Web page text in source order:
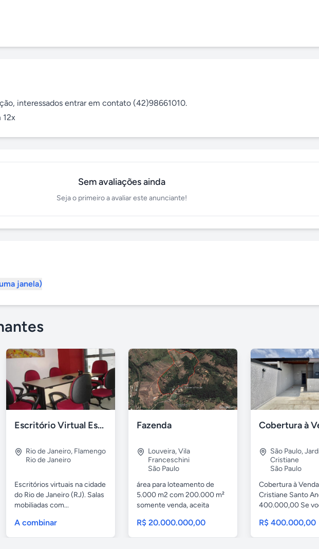
interessados entrar em contato (42)98661010.
12x
Sem avaliações ainda
Seja o primeiro a avaliar este anunciante!
janela)
Escritório Virtual Espaço 2D
Rio de Janeiro, Flamengo
Rio de Janeiro
Escritórios virtuais na cidade
do Rio de Janeiro (RJ). Salas
mobiliadas com...
A combinar
Fazenda
Louveira,Vila
Franceschini
São Paulo
área para loteamento de
5.000 m2 com 200.000 m²
somente venda, aceita
R$ 20.000.000,00
São Paulo,
Cristiane
São Paulo
Cobertura à
Cristiane Santo
400.000,00 Se
R$ 400.000,00